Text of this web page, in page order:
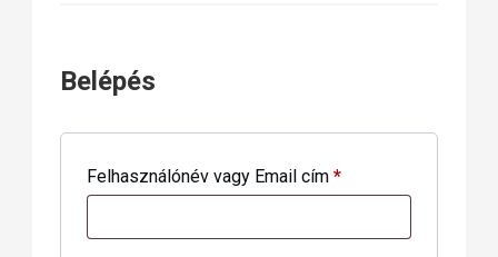
Belépés
Felhasználónév vagy Email cím *Kötelező